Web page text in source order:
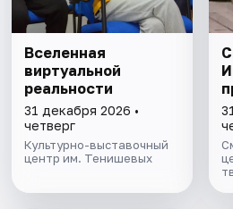
Вселенная
виртуальной
реальности
31 декабря 2026 •
четверг
Культурно-выставочный
центр им. Тенишевых